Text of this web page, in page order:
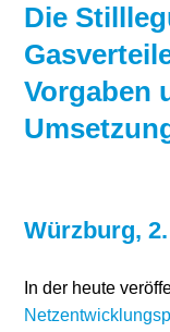
Die
Vorgaben
Würzburg,
In der heute